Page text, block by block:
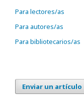
Para lectores/as
Para autores/as
Para bibliotecarios/as
Enviar un artículo